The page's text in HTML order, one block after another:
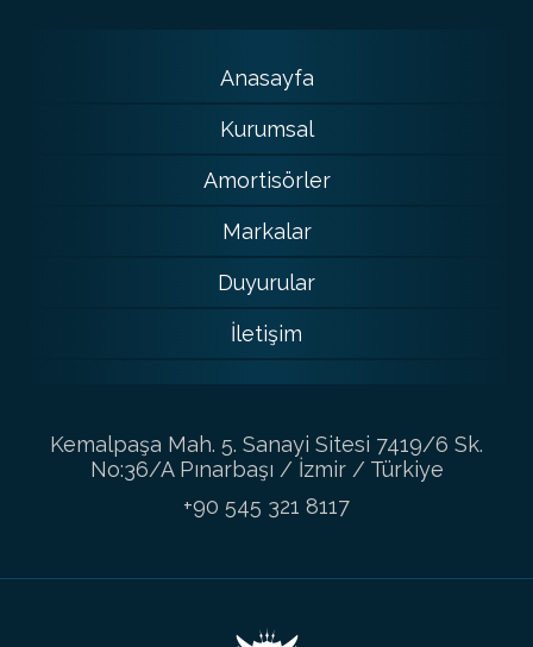
Anasayfa
Kurumsal
Amortisörler
Markalar
Duyurular
İletişim
Kemalpaşa Mah. 5. Sanayi Sitesi 7419/6 Sk.
No:36/A Pınarbaşı / İzmir / Türkiye
+90 545 321 8117